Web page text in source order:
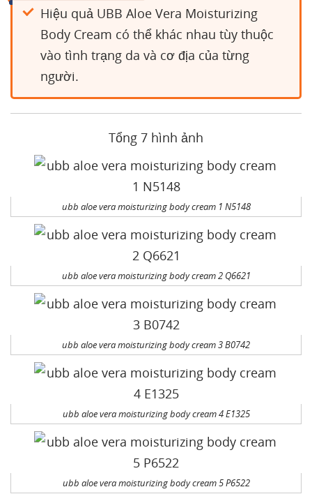
Hiệu quả UBB Aloe Vera Moisturizing
Body Cream có thể khác nhau tùy thuộc
vào tình trạng da và cơ địa của từng
người.
Tổng 7 hình ảnh
ubb aloe vera moisturizing body cream 1 N5148
ubb aloe vera moisturizing body cream 2 Q6621
ubb aloe vera moisturizing body cream 3 B0742
ubb aloe vera moisturizing body cream 4 E1325
ubb aloe vera moisturizing body cream 5 P6522